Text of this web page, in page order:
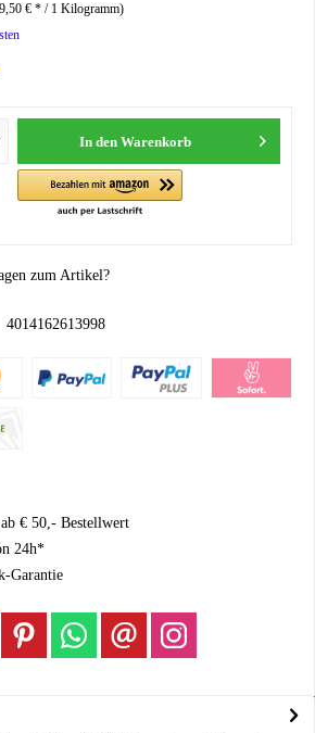
€ * / 1 Kilogramm)
In den Warenkorb
zum Artikel?
4014162613998
€ 50,- Bestellwert
24h*
Garantie